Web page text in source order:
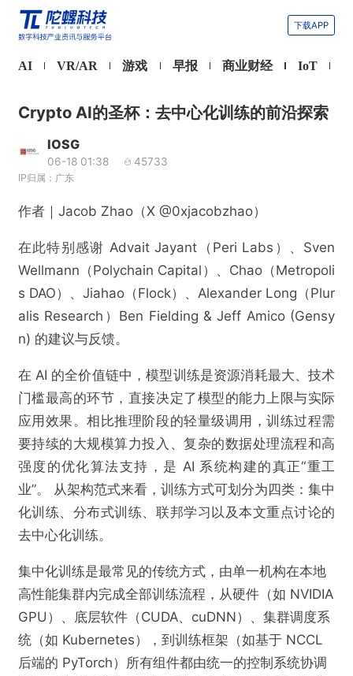
下载APP
AI VR/AR 游戏 早报 商业财经 IoT
Crypto AI的圣杯：去中心化训练的前沿探索
IOSG
06-18 01:38 45733
IP归属：广东
作者｜Jacob Zhao（X @0xjacobzhao）
在此特别感谢 Advait Jayant（Peri Labs）、Sven
Wellmann（Polychain Capital）、Chao（Metropoli
s DAO）、Jiahao（Flock）、Alexander Long（Plur
alis Research）Ben Fielding & Jeff Amico (Gensy
n) 的建议与反馈。
在 AI 的全价值链中，模型训练是资源消耗最大、技术
门槛最高的环节，直接决定了模型的能力上限与实际
应用效果。相比推理阶段的轻量级调用，训练过程需
要持续的大规模算力投入、复杂的数据处理流程和高
强度的优化算法支持，是 AI 系统构建的真正“重工
业”。 从架构范式来看，训练方式可划分为四类：集中
化训练、分布式训练、联邦学习以及本文重点讨论的
去中心化训练。
集中化训练是最常见的传统方式，由单一机构在本地
高性能集群内完成全部训练流程，从硬件（如 NVIDIA
GPU）、底层软件（CUDA、cuDNN）、集群调度系
统（如 Kubernetes），到训练框架（如基于 NCCL
后端的 PyTorch）所有组件都由统一的控制系统协调